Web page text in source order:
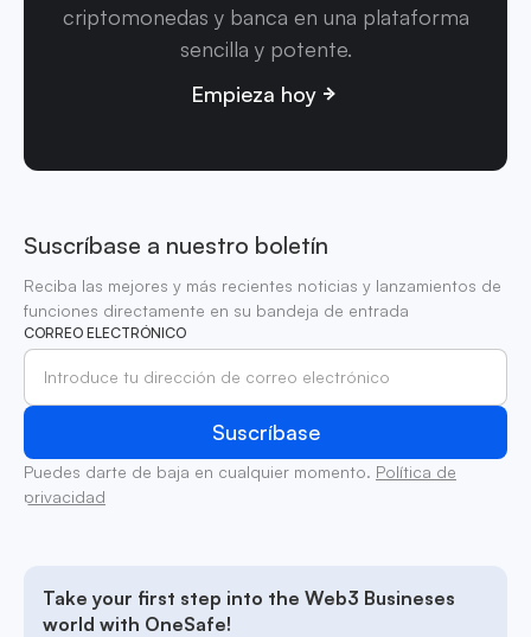
criptomonedas y banca en una plataforma
sencilla y potente.
Empieza hoy
Suscríbase a nuestro boletín
Reciba las mejores y más recientes noticias y lanzamientos de
funciones directamente en su bandeja de entrada
CORREO ELECTRÓNICO
Puedes darte de baja en cualquier momento. Política de
privacidad
Take your first step into the Web3 Busineses
world with OneSafe!